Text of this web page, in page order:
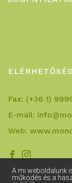
Fax: (+36 1)
E-mail:
Web:
 
A mi weboldalunk
működés és a